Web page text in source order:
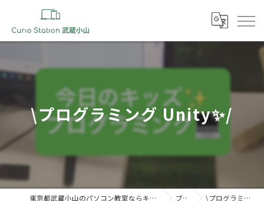
\プログラミング Unity✨/
東京都武蔵小山のパソコン教室ならキュリオステーション 武蔵小山店 ブログ \プログラミング Unity✨/